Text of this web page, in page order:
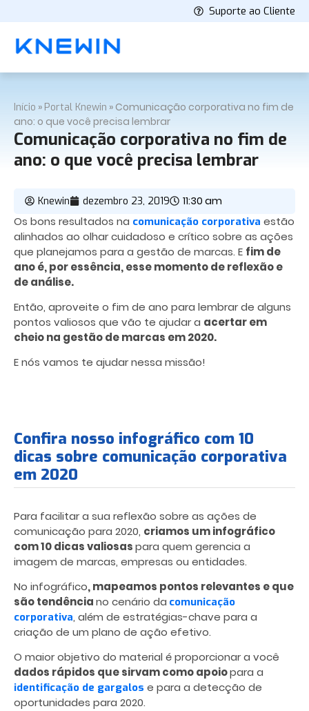
Suporte ao Cliente
Início » Portal Knewin » Comunicação corporativa no fim de
ano: o que você precisa lembrar
Comunicação corporativa no fim de
ano: o que você precisa lembrar
Knewin dezembro 23, 2019 11:30 am
Os bons resultados na comunicação corporativa estão
alinhados ao olhar cuidadoso e crítico sobre as ações
que planejamos para a gestão de marcas. E fim de
ano é, por essência, esse momento de reflexão e
de análise.
Então, aproveite o fim de ano para lembrar de alguns
pontos valiosos que vão te ajudar a acertar em
cheio na gestão de marcas em 2020.
E nós vamos te ajudar nessa missão!
Confira nosso infográfico com 10
dicas sobre comunicação corporativa
em 2020
Para facilitar a sua reflexão sobre as ações de
comunicação para 2020, criamos um infográfico
com 10 dicas valiosaspara quem gerencia a
imagem de marcas, empresas ou entidades.
No infográfico, mapeamos pontos relevantes e que
são tendênciano cenário da comunicação
corporativa, além de estratégias-chave para a
criação de um plano de ação efetivo.
O maior objetivo do material é proporcionar a você
dados rápidos que sirvam como apoiopara a
identificação de gargalos e para a detecção de
oportunidades para 2020.